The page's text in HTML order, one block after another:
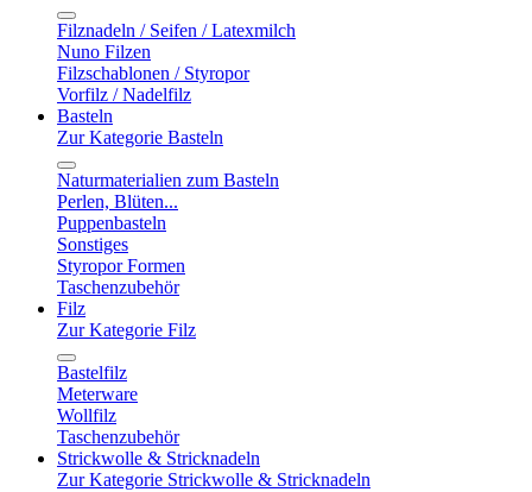
Filznadeln / Seifen / Latexmilch
Nuno Filzen
Filzschablonen / Styropor
Vorfilz / Nadelfilz
Basteln
Zur Kategorie Basteln
Naturmaterialien zum Basteln
Perlen, Blüten...
Puppenbasteln
Sonstiges
Styropor Formen
Taschenzubehör
Filz
Zur Kategorie Filz
Bastelfilz
Meterware
Wollfilz
Taschenzubehör
Strickwolle & Stricknadeln
Zur Kategorie Strickwolle & Stricknadeln